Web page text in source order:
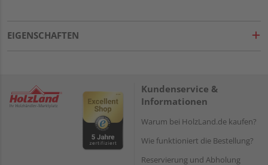
EIGENSCHAFTEN
Kundenservice &
Informationen
Warum bei HolzLand.de kaufen?
Wie funktioniert die Bestellung?
Reservierung und Abholung